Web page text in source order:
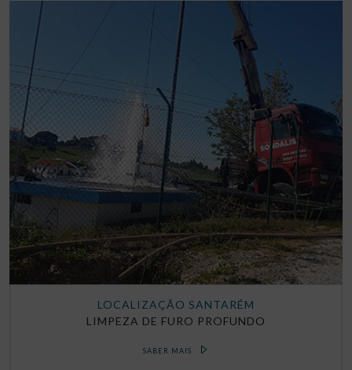
LOCALIZAÇÃO SANTARÉM
LIMPEZA DE FURO PROFUNDO
SABER MAIS